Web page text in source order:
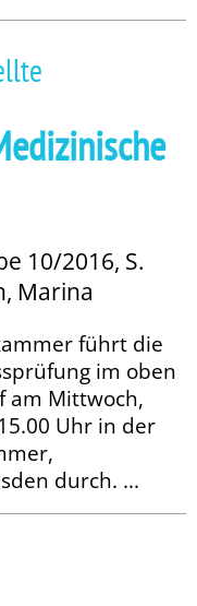
10/2016, S.
Marina
führt die
im oben
am Mittwoch,
Uhr in der
durch. ...